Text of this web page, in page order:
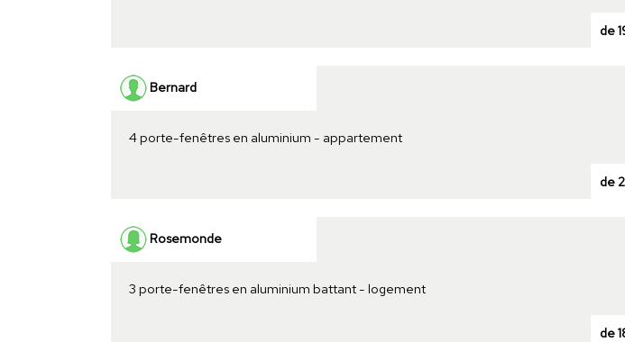
de
Bernard
4 porte-fenêtres en aluminium - appartement
de
Rosemonde
3 porte-fenêtres en aluminium battant - logement
de